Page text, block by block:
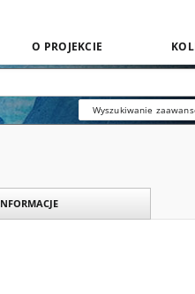
O PROJEKCIE
Wyszukiwanie